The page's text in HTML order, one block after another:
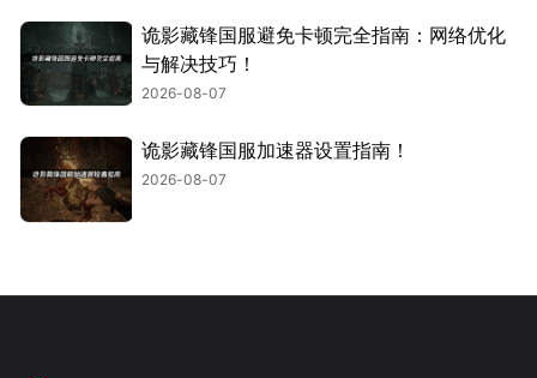
诡影藏锋国服避免卡顿完全指南：网络优化
与解决技巧！
2026-08-07
诡影藏锋国服加速器设置指南！
2026-08-07